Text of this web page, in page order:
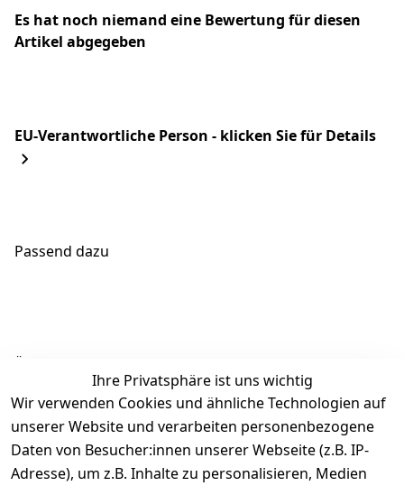
Es hat noch niemand eine Bewertung für diesen
Artikel abgegeben
EU-Verantwortliche Person - klicken Sie für Details
Passend dazu
Ähnliche Produkte
Ihre Privatsphäre ist uns wichtig
Wir verwenden Cookies und ähnliche Technologien auf
unserer Website und verarbeiten personenbezogene
Daten von Besucher:innen unserer Webseite (z.B. IP-
Adresse), um z.B. Inhalte zu personalisieren, Medien